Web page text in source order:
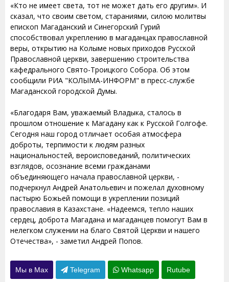
«Кто не имеет света, тот не может дать его другим». И
сказал, что своим светом, стараниями, силою молитвы
епископ Магаданский и Синегорский Гурий
способствовал укреплению в магаданцах православной
веры, открытию на Колыме новых приходов Русской
Православной церкви, завершению строительства
кафедрального Свято-Троицкого Собора. Об этом
сообщили РИА "КОЛЫМА-ИНФОРМ" в пресс-службе
Магаданской городской Думы.
«Благодаря Вам, уважаемый Владыка, сталось в
прошлом отношение к Магадану как к Русской Голгофе.
Сегодня наш город отличает особая атмосфера
доброты, терпимости к людям разных
национальностей, вероисповеданий, политических
взглядов, осознание всеми гражданами
объединяющего начала православной церкви, -
подчеркнул Андрей Анатольевич и пожелал духовному
пастырю Божьей помощи в укреплении позиций
православия в Казахстане. «Надеемся, тепло наших
сердец, доброта Магадана и магаданцев помогут Вам в
нелегком служении на благо Святой Церкви и нашего
Отечества», - заметил Андрей Попов.
Мы в Max Telegram Whatsapp Rutube